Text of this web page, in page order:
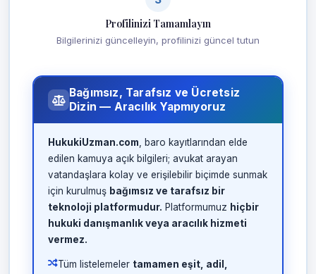
Profilinizi Tamamlayın
Bilgilerinizi güncelleyin, profilinizi güncel tutun
Bağımsız, Tarafsız ve Ücretsiz
Dizin — Aracılık Yapmıyoruz
HukukiUzman.com , baro kayıtlarından elde
edilen kamuya açık bilgileri; avukat arayan
vatandaşlara kolay ve erişilebilir biçimde sunmak
için kurulmuş bağımsız ve tarafsız bir
teknoloji platformudur. Platformumuz hiçbir
hukuki danışmanlık veya aracılık hizmeti
vermez.
Tüm listelemeler tamamen eşit, adil,